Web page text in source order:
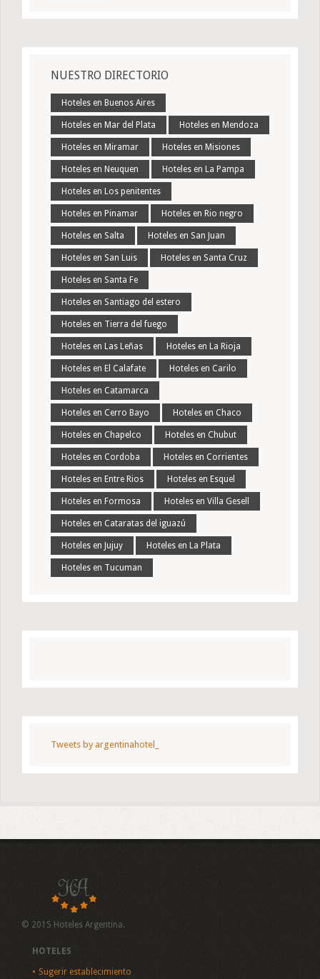
NUESTRO DIRECTORIO
Hoteles en Buenos Aires
Hoteles en Mar del Plata Hoteles en Mendoza
Hoteles en Miramar Hoteles en Misiones
Hoteles en Neuquen Hoteles en La Pampa
Hoteles en Los penitentes
Hoteles en Pinamar Hoteles en Rio negro
Hoteles en Salta Hoteles en San Juan
Hoteles en San Luis Hoteles en Santa Cruz
Hoteles en Santa Fe
Hoteles en Santiago del estero
Hoteles en Tierra del fuego
Hoteles en Las Leñas Hoteles en La Rioja
Hoteles en El Calafate Hoteles en Carilo
Hoteles en Catamarca
Hoteles en Cerro Bayo Hoteles en Chaco
Hoteles en Chapelco Hoteles en Chubut
Hoteles en Cordoba Hoteles en Corrientes
Hoteles en Entre Rios Hoteles en Esquel
Hoteles en Formosa Hoteles en Villa Gesell
Hoteles en Cataratas del iguazú
Hoteles en Jujuy Hoteles en La Plata
Hoteles en Tucuman
Tweets by argentinahotel_
© 2015 Hoteles Argentina.
HOTELES
Sugerir establecimiento